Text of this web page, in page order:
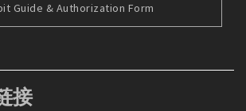
Guide & Authorization Form
接